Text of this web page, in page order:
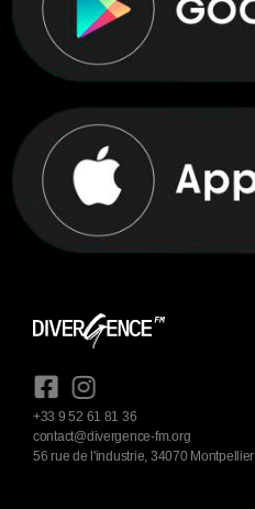
+33 9 52 61 81 36
contact@divergence-fm.org
56 rue de l'industrie, 34070 Montpellier